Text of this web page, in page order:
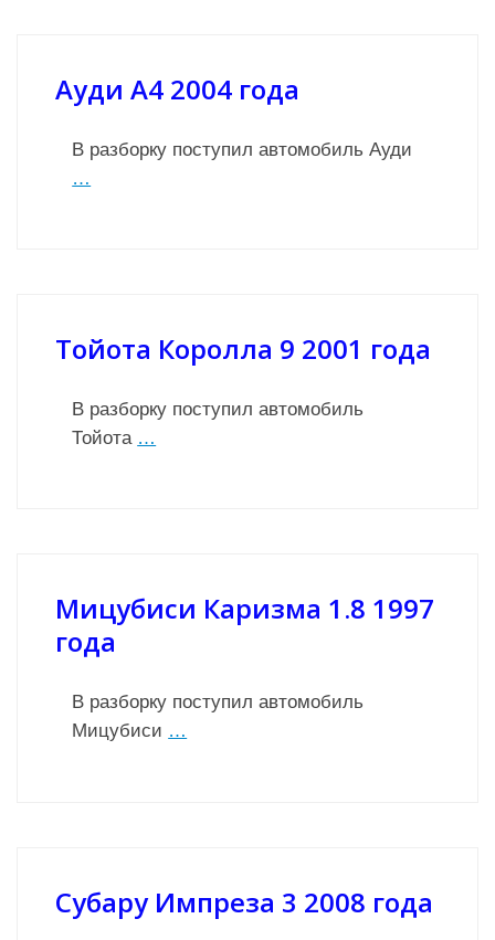
Ауди А4 2004 года
В разборку поступил автомобиль Ауди
…
Тойота Королла 9 2001 года
В разборку поступил автомобиль
Тойота …
Мицубиси Каризма 1.8 1997
года
В разборку поступил автомобиль
Мицубиси …
Субару Импреза 3 2008 года